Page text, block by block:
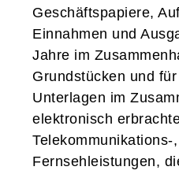
Geschäftspapiere,
Einnahmen und
Jahre im
Grundstücken und
Unterlagen im
elektronisch
Telekommunikations-
Fernsehleistungen,